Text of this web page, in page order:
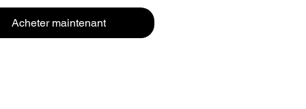
Acheter maintenant